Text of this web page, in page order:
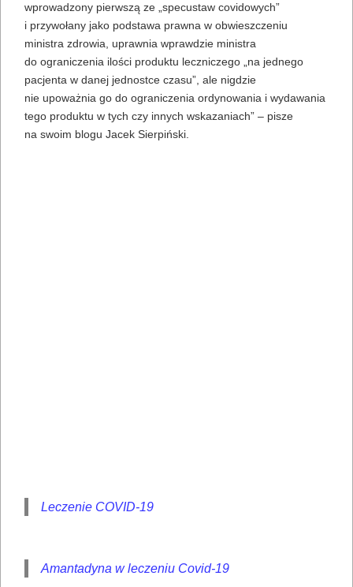
wprowadzony pierwszą ze „specustaw covidowych”
i przywołany jako podstawa prawna w obwieszczeniu
ministra zdrowia, uprawnia wprawdzie ministra
do ograniczenia ilości produktu leczniczego „na jednego
pacjenta w danej jednostce czasu”, ale nigdzie
nie upoważnia go do ograniczenia ordynowania i wydawania
tego produktu w tych czy innych wskazaniach” – pisze
na swoim blogu Jacek Sierpiński.
Leczenie COVID-19
Amantadyna w leczeniu Covid-19